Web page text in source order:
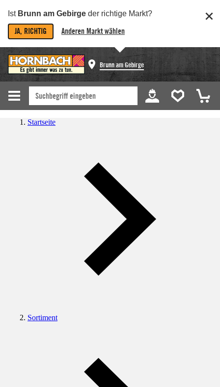
Ist Brunn am Gebirge der richtige Markt?
JA, RICHTIG Anderen Markt wählen
Brunn am Gebirge
Startseite
Sortiment